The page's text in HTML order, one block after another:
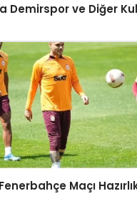
Demirspor ve Diğer
Maçı